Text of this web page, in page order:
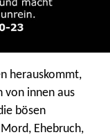
herauskommt,
von innen aus
bösen
Ehebruch,